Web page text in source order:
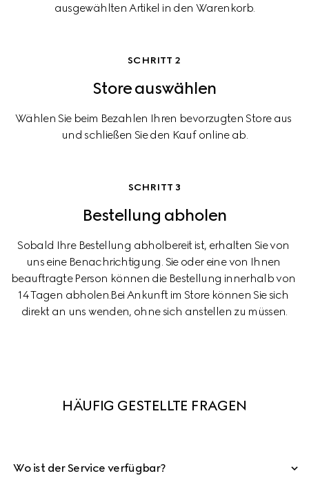
ausgewählten Artikel in den Warenkorb.
SCHRITT 2
Store auswählen
Wählen Sie beim Bezahlen Ihren bevorzugten Store aus
und schließen Sie den Kauf online ab.
SCHRITT 3
Bestellung abholen
Sobald Ihre Bestellung abholbereit ist, erhalten Sie von
uns eine Benachrichtigung. Sie oder eine von Ihnen
beauftragte Person können die Bestellung innerhalb von
14 Tagen abholen.Bei Ankunft im Store können Sie sich
direkt an uns wenden, ohne sich anstellen zu müssen.
HÄUFIG GESTELLTE FRAGEN
Wo ist der Service verfügbar?